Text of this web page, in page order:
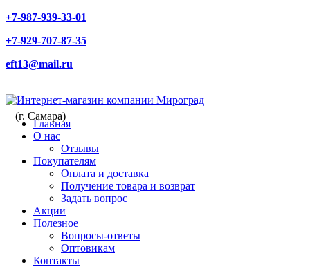
+7-987-939-33-01
+7-929-707-87-35
eft13@mail.ru
(г. Самара)
Главная
О нас
Отзывы
Покупателям
Оплата и доставка
Получение товара и возврат
Задать вопрос
Акции
Полезное
Вопросы-ответы
Оптовикам
Контакты